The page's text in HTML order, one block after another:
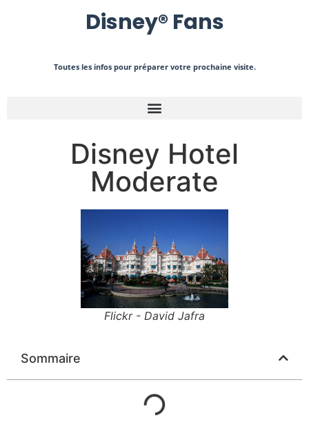
Disney® Fans
Toutes les infos pour préparer votre prochaine visite.
Disney Hotel
Moderate
Flickr - David Jafra
Sommaire